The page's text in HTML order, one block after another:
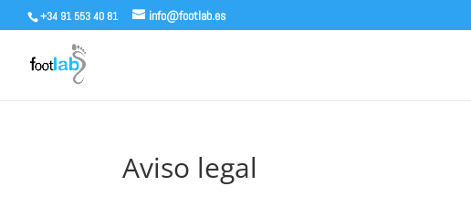
+34 91 553 40 81 info@footlab.es
Aviso legal